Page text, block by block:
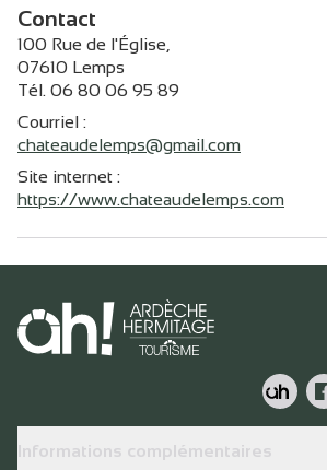
Contact
100 Rue de l'Église,
07610 Lemps
Tél. 06 80 06 95 89
Courriel :
chateaudelemps@gmail.com
Site internet :
https://www.chateaudelemps.com
Informations complémentaires